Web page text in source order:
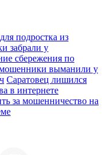
подростка из
забрали у
сбережения по
выманили у
Саратовец лишился
в интернете
за мошенничество на